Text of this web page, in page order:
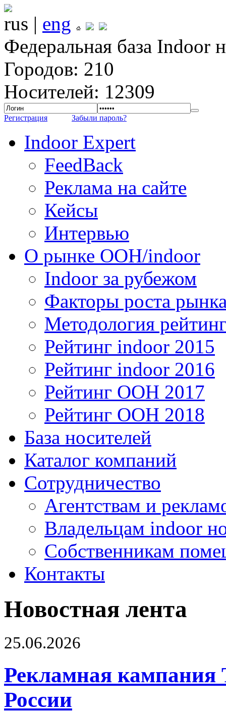
rus | eng
Федеральная база Indoor
Городов: 210
Носителей: 12309
Регистрация Забыли пароль?
Indoor Expert
FeedBack
Реклама на сайте
Кейсы
Интервью
О рынке OOH/indoor
Indoor за рубежом
Факторы роста
Методология
Рейтинг indoor 2015
Рейтинг indoor 2016
Рейтинг OOH 2017
Рейтинг OOH 2018
База носителей
Каталог компаний
Сотрудничество
Агентствам и
Владельцам indoor
Собственникам
Контакты
Новостная лента
25.06.2026
Рекламная кампания
России